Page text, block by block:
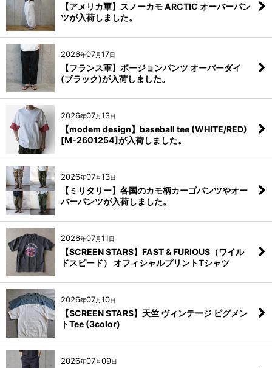
【アメリカ軍】スノーカモ ARCTIC オーバーパン
ツが入荷しました。
2026年07月17日
【フランス軍】ボージョンパンツ オーバーダイ
(ブラック)が入荷しました。
2026年07月13日
【modem design】baseball tee (WHITE/RED)
[M-2601254]が入荷しました。
2026年07月13日
【ミリタリー】各国のカモ柄カーゴパンツやオー
バーパンツが入荷しました。
2026年07月11日
【SCREEN STARS】FAST & FURIOUS（ワイル
ドスピード） オフィシャルプリントTシャツ
2026年07月10日
【SCREEN STARS】天竺 ヴィンテージ ピグメン
トTee (3color)
2026年07月09日